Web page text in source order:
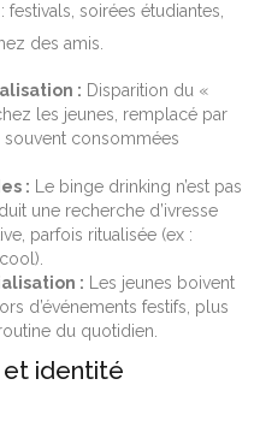
soirées étudiantes,
des amis.
: Disparition du «
les jeunes, remplacé par
consommées
: Le binge drinking n’est pas
une recherche d’ivresse
parfois ritualisée (ex :
: Les jeunes boivent
d’événements festifs, plus
du quotidien.
et identité